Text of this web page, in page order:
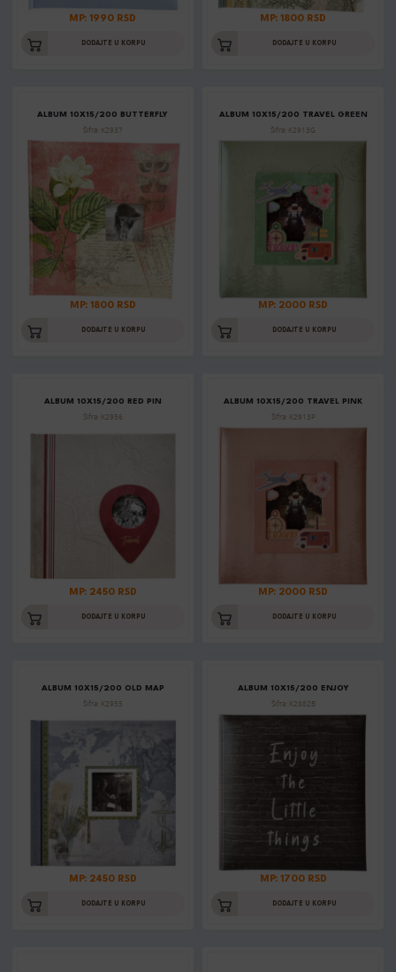
MP: 1990 RSD
DODAJTE U KORPU
MP: 1800 RSD
DODAJTE U KORPU
ALBUM 10X15/200 BUTTERFLY
Šifra: K2937
MP: 1800 RSD
DODAJTE U KORPU
ALBUM 10X15/200 TRAVEL GREEN
Šifra: K2913G
MP: 2000 RSD
DODAJTE U KORPU
ALBUM 10X15/200 RED PIN
Šifra: K2956
MP: 2450 RSD
DODAJTE U KORPU
ALBUM 10X15/200 TRAVEL PINK
Šifra: K2913P
MP: 2000 RSD
DODAJTE U KORPU
ALBUM 10X15/200 OLD MAP
Šifra: K2955
MP: 2450 RSD
DODAJTE U KORPU
ALBUM 10X15/200 ENJOY
Šifra: K2882B
MP: 1700 RSD
DODAJTE U KORPU